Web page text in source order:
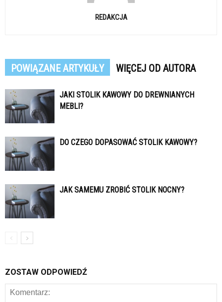
REDAKCJA
POWIĄZANE ARTYKUŁY WIĘCEJ OD AUTORA
JAKI STOLIK KAWOWY DO DREWNIANYCH
MEBLI?
DO CZEGO DOPASOWAĆ STOLIK KAWOWY?
JAK SAMEMU ZROBIĆ STOLIK NOCNY?
ZOSTAW ODPOWIEDŹ